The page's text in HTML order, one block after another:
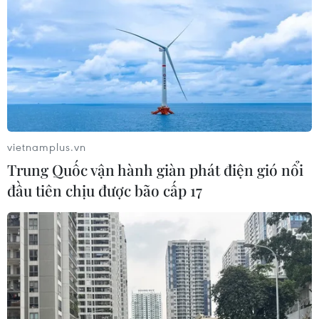
CƠ QUAN CHỦ QUẢN: THÔNG TẤN XÃ VIỆT NAM
Tổng Biên tập: TRẦN TIẾN DUẨN
Phó Tổng Biên tập: NGUYỄN THỊ TÁM, KHÚC THANH
THỦY
Sở hữu trí tuệ
Quy định sử dụng
Hỗ trợ
Ngôn ngữ
Dịch vụ tin
Quảng cáo
Liên hệ
vietnamplus.vn
Trung Quốc vận hành giàn phát điện gió nổi
đầu tiên chịu được bão cấp 17